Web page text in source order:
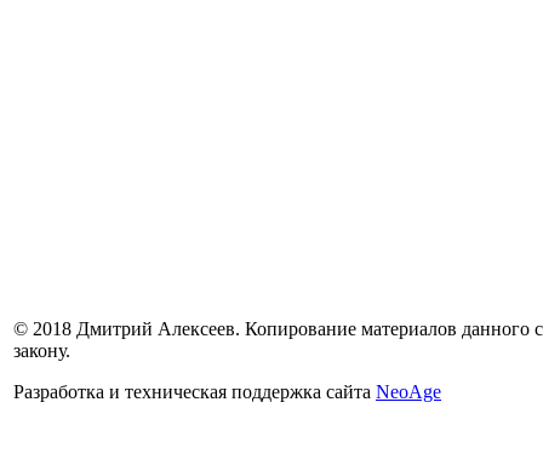
© 2018 Дмитрий Алексеев. Копирование материалов данного
закону.
Разработка и техническая поддержка сайта NeoAge